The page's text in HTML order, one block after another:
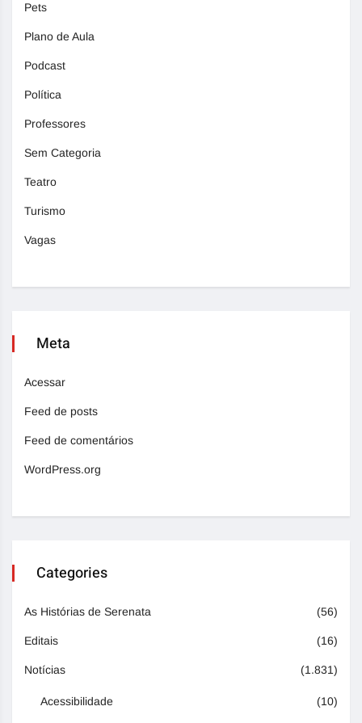
Pets
Plano de Aula
Podcast
Política
Professores
Sem Categoria
Teatro
Turismo
Vagas
Meta
Acessar
Feed de posts
Feed de comentários
WordPress.org
Categories
As Histórias de Serenata (56)
Editais (16)
Notícias (1.831)
Acessibilidade (10)